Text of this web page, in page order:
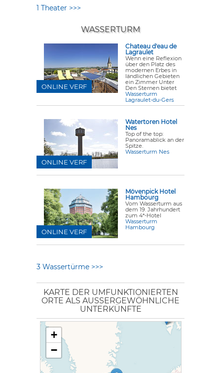
1 Theater >>>
WASSERTURM
Chateau d'eau de
Lagraulet
Wenn eine Reflexion
über den Platz des
modernen Erbes in
ländlichen Gebieten
ein Zimmer Unter
Den Sternen bietet
Wasserturm
Lagraulet-du-Gers
ONLINE VERF
Watertoren Hotel
Nes
Top of the top:
Panoramablick an der
Spitze.
Wasserturm Nes
ONLINE VERF
Mövenpick Hotel
Hambourg
Vom Wasserturm aus
dem 19. Jahrhundert
zum 4*-Hotel
Wasserturm
Hambourg
ONLINE VERF
3 Wassertürme >>>
KARTE DER UMFUNKTIONIERTEN
ORTE ALS AUSSERGEWÖHNLICHE U
NTERKÜNFTE
+
−